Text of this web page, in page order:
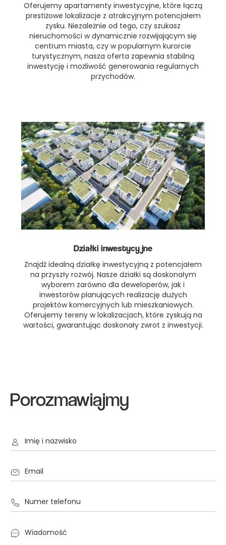
Oferujemy apartamenty inwestycyjne, które łączą
prestiżowe lokalizacje z atrakcyjnym potencjałem
zysku. Niezależnie od tego, czy szukasz
nieruchomości w dynamicznie rozwijającym się
centrum miasta, czy w popularnym kurorcie
turystycznym, nasza oferta zapewnia stabilną
inwestycję i możliwość generowania regularnych
przychodów.
Działki inwestycyjne
Znajdź idealną działkę inwestycyjną z potencjałem
na przyszły rozwój. Nasze działki są doskonałym
wyborem zarówno dla deweloperów, jak i
inwestorów planujących realizację dużych
projektów komercyjnych lub mieszkaniowych.
Oferujemy tereny w lokalizacjach, które zyskują na
wartości, gwarantując doskonały zwrot z inwestycji.
Porozmawiajmy